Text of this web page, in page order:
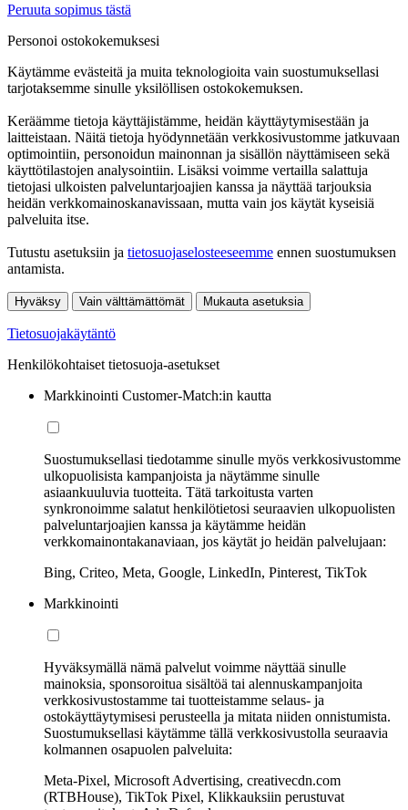
Peruuta sopimus tästä
Personoi ostokokemuksesi
Käytämme evästeitä ja muita teknologioita vain suostumuksellasi
tarjotaksemme sinulle yksilöllisen ostokokemuksen.
Keräämme tietoja käyttäjistämme, heidän käyttäytymisestään ja
laitteistaan. Näitä tietoja hyödynnetään verkkosivustomme jatkuvaan
optimointiin, personoidun mainonnan ja sisällön näyttämiseen sekä
käyttötilastojen analysointiin. Lisäksi voimme vertailla salattuja
tietojasi ulkoisten palveluntarjoajien kanssa ja näyttää tarjouksia
heidän verkkomainoskanavissaan, mutta vain jos käytät kyseisiä
palveluita itse.
Tutustu asetuksiin ja tietosuojaselosteeseemme ennen suostumuksen
antamista.
Hyväksy Vain välttämättömät Mukauta asetuksia
Tietosuojakäytäntö
Henkilökohtaiset tietosuoja-asetukset
Markkinointi Customer-Match:in kautta
Suostumuksellasi tiedotamme sinulle myös verkkosivustomme
ulkopuolisista kampanjoista ja näytämme sinulle
asiaankuuluvia tuotteita. Tätä tarkoitusta varten
synkronoimme salatut henkilötietosi seuraavien ulkopuolisten
palveluntarjoajien kanssa ja käytämme heidän
verkkomainontakanaviaan, jos käytät jo heidän palvelujaan:
Bing, Criteo, Meta, Google, LinkedIn, Pinterest, TikTok
Markkinointi
Hyväksymällä nämä palvelut voimme näyttää sinulle
mainoksia, sponsoroitua sisältöä tai alennuskampanjoita
verkkosivustostamme tai tuotteistamme selaus- ja
ostokäyttäytymisesi perusteella ja mitata niiden onnistumista.
Suostumuksellasi käytämme tällä verkkosivustolla seuraavia
kolmannen osapuolen palveluita:
Meta-Pixel, Microsoft Advertising, creativecdn.com
(RTBHouse), TikTok Pixel, Klikkauksiin perustuvat